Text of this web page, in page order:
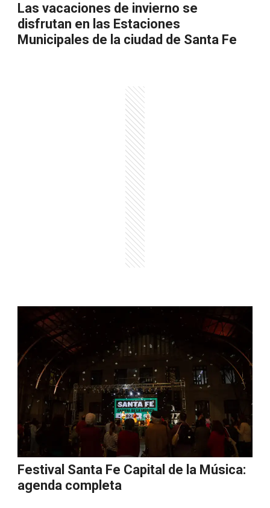
Las vacaciones de invierno se
disfrutan en las Estaciones
Municipales de la ciudad de Santa Fe
Festival Santa Fe Capital de la Música:
agenda completa